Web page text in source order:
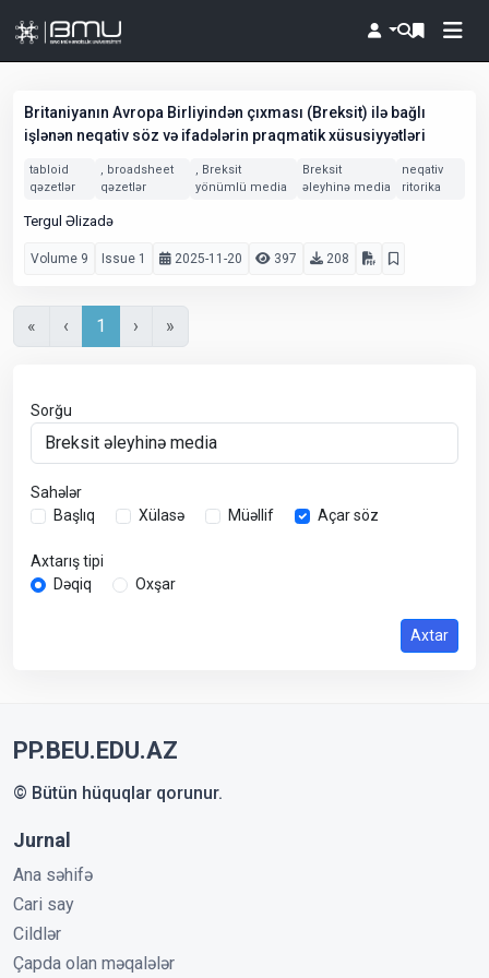
Britaniyanın Avropa Birliyindən çıxması (Breksit) ilə bağlı
işlənən neqativ söz və ifadələrin praqmatik xüsusiyyətləri
tabloid
qəzetlər
, broadsheet
qəzetlər
, Breksit
yönümlü media
Breksit
əleyhinə media
neqativ
ritorika
Tergul Əlizadə
Volume 9 Issue 1 2025-11-20 397 208
« ‹ 1 › »
Sorğu
Sahələr
Başlıq
Xülasə Müəllif Açar söz
Axtarış tipi
Dəqiq
Oxşar
Axtar
PP.BEU.EDU.AZ
© Bütün hüquqlar qorunur.
Jurnal
Ana səhifə
Cari say
Cildlər
Çapda olan məqalələr